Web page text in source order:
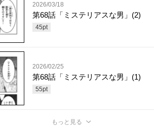
2026/03/18
第68話「ミステリアスな男」(2)
45pt
2026/02/25
第68話「ミステリアスな男」(1)
55pt
もっと見る